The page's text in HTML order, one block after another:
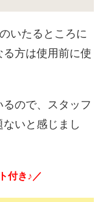
いたるところに
方は使用前に使
ので、スタッフ
いと感じまし
付き♪／